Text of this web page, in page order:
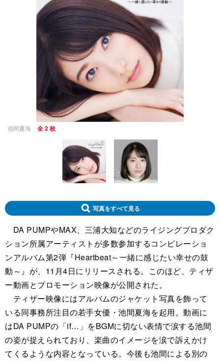
池間夏海 全 2 枚
写真をすべて見る
DA PUMPやMAX、三浦大知などのライジングプロダク
ション所属アーティストが多数参加するコンピレーショ
ンアルバム第2弾『Heartbeat～一緒に感じたい幸せの鼓
動～』が、11月4日にリリースされる。このほど、ティザ
ー動画とプロモーション映像が公開された。
ティザー映像にはアルバムのジャケット写真を飾って
いる同事務所注目の若手女優・池間夏海を起用。動画に
はDA PUMPの「if…」をBGMに切ない表情で涙する池間
の姿が捉えられており、楽曲のイメージを涙で訴えかけ
てくるような内容となっている。今後も池間による別の